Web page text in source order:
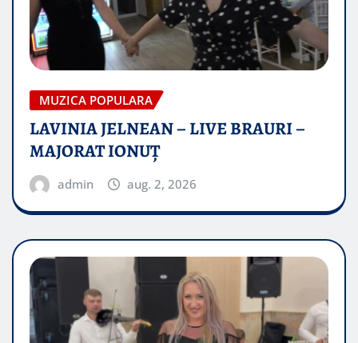
MUZICA POPULARA
LAVINIA JELNEAN – LIVE BRAURI –
MAJORAT IONUŢ
admin aug. 2, 2026